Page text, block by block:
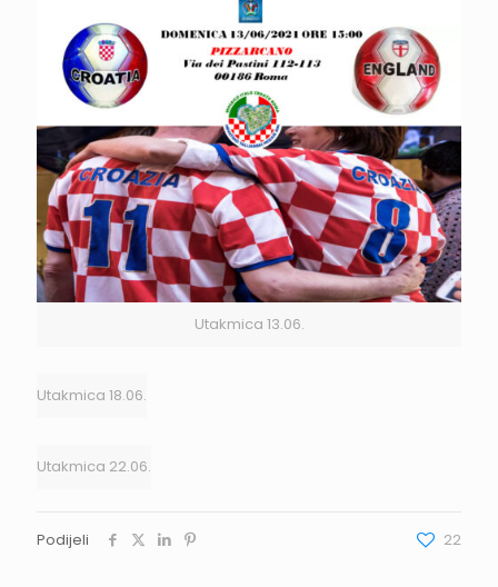
Utakmica 13.06.
Utakmica 18.06.
Utakmica 22.06.
Podijeli 22